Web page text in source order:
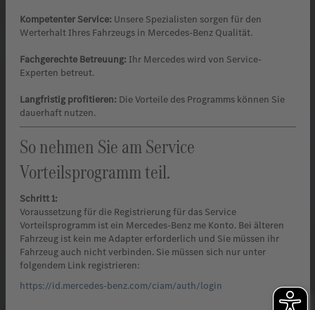
Kompetenter Service: Unsere Spezialisten sorgen für den
Werterhalt Ihres Fahrzeugs in Mercedes-Benz Qualität.
Fachgerechte Betreuung: Ihr Mercedes wird von Service-
Experten betreut.
Langfristig profitieren: Die Vorteile des Programms können Sie
dauerhaft nutzen.
So nehmen Sie am Service
Vorteilsprogramm teil.
Schritt 1:
Voraussetzung für die Registrierung für das Service
Vorteilsprogramm ist ein Mercedes-Benz me Konto. Bei älteren
Fahrzeug ist kein me Adapter erforderlich und Sie müssen ihr
Fahrzeug auch nicht verbinden. Sie müssen sich nur unter
folgendem Link registrieren:
https://id.mercedes-benz.com/ciam/auth/login